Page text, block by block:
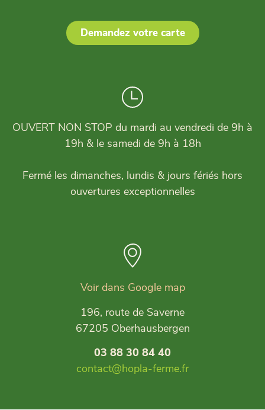
Demandez votre carte
OUVERT NON STOP du mardi au vendredi de 9h à
19h & le samedi de 9h à 18h
Fermé les dimanches, lundis & jours fériés hors
ouvertures exceptionnelles
Voir dans Google map
196, route de Saverne
67205 Oberhausbergen
03 88 30 84 40
contact@hopla-ferme.fr